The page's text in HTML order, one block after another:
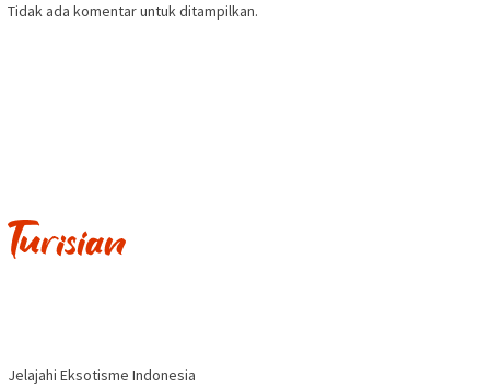
Tidak ada komentar untuk ditampilkan.
Jelajahi Eksotisme Indonesia